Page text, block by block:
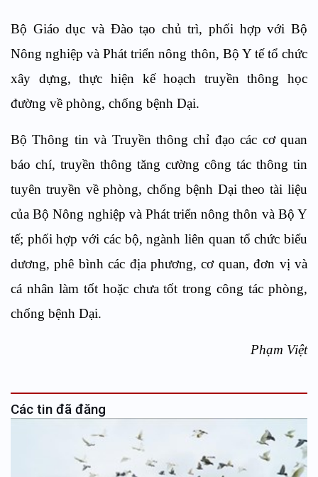
Bộ Giáo dục và Đào tạo chủ trì, phối hợp với Bộ
Nông nghiệp và Phát triển nông thôn, Bộ Y tế tổ chức
xây dựng, thực hiện kế hoạch truyền thông học
đường về phòng, chống bệnh Dại.
Bộ Thông tin và Truyền thông chỉ đạo các cơ quan
báo chí, truyền thông tăng cường công tác thông tin
tuyên truyền về phòng, chống bệnh Dại theo tài liệu
của Bộ Nông nghiệp và Phát triển nông thôn và Bộ Y
tế; phối hợp với các bộ, ngành liên quan tổ chức biểu
dương, phê bình các địa phương, cơ quan, đơn vị và
cá nhân làm tốt hoặc chưa tốt trong công tác phòng,
chống bệnh Dại.
Phạm Việt
Các tin đã đăng